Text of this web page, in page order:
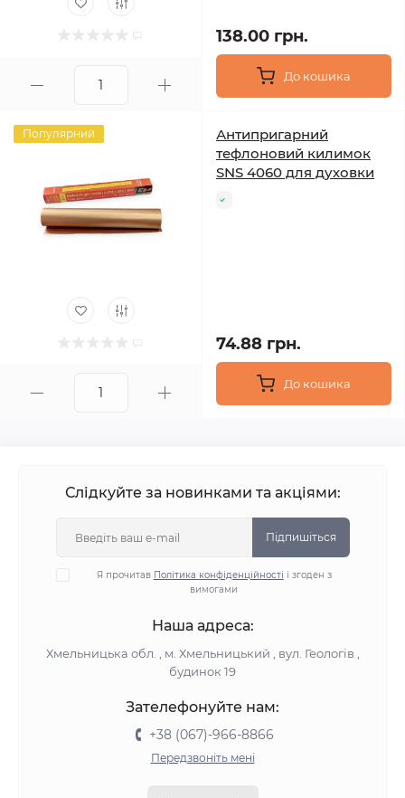
138.00 грн.
До кошика
Популярний
Антипригарний
тефлоновий килимок
SNS 4060 для духовки
74.88 грн.
До кошика
Слідкуйте за новинками та акціями:
Підпишіться
Я прочитав Політика конфіденційності і згоден з
вимогами
Наша адреса:
Хмельницька обл. , м. Хмельницький , вул. Геологів ,
будинок 19
Зателефонуйте нам:
+38 (067)-966-8866
Передзвоніть мені